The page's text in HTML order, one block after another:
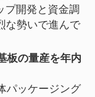
プ開発と資金調
な勢いで進んで
板の量産を年内
パッケージング